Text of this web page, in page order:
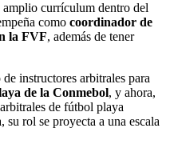
currículum dentro del
como coordinador de
la FVF, además de tener
instructores arbitrales para
de la Conmebol, y ahora,
de fútbol playa
rol se proyecta a una escala